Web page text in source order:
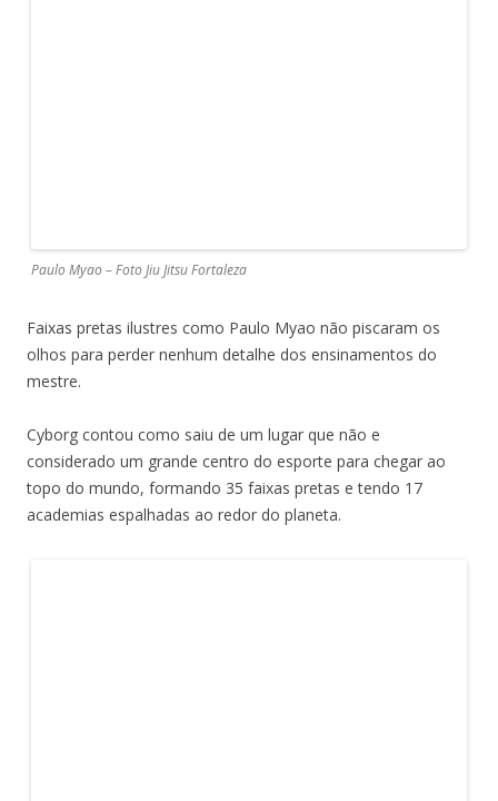
Paulo Myao – Foto Jiu Jitsu Fortaleza
Faixas pretas ilustres como Paulo Myao não piscaram os
olhos para perder nenhum detalhe dos ensinamentos do
mestre.
Cyborg contou como saiu de um lugar que não e
considerado um grande centro do esporte para chegar ao
topo do mundo, formando 35 faixas pretas e tendo 17
academias espalhadas ao redor do planeta.